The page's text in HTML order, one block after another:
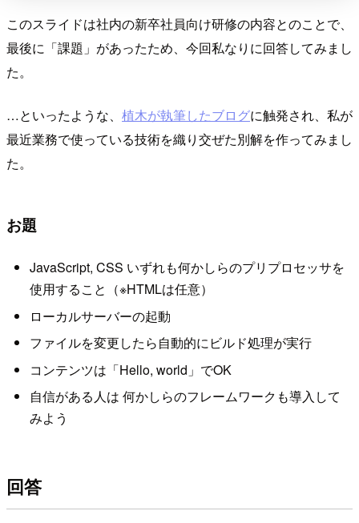
このスライドは社内の新卒社員向け研修の内容とのことで、
最後に「課題」があったため、今回私なりに回答してみまし
た。
…といったような、 植木が執筆したブログに触発され、私が
最近業務で使っている技術を織り交ぜた別解を作ってみまし
た。
お題
JavaScript, CSS いずれも何かしらのプリプロセッサを
使用すること（※HTMLは任意）
ローカルサーバーの起動
ファイルを変更したら自動的にビルド処理が実行
コンテンツは「Hello, world」でOK
自信がある人は 何かしらのフレームワークも導入して
みよう
回答